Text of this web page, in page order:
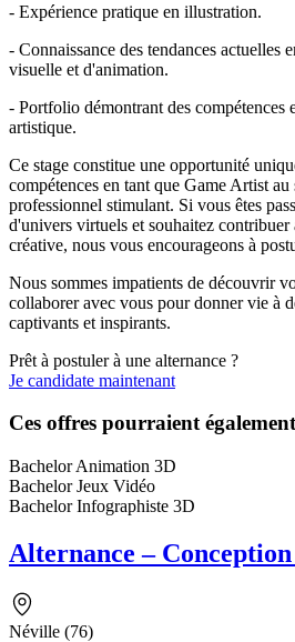
- Expérience pratique en illustration.
- Connaissance des tendances actuelles
visuelle et d'animation.
- Portfolio démontrant des compétences
artistique.
Ce stage constitue une opportunité
compétences en tant que Game Artist
professionnel stimulant. Si vous êtes
d'univers virtuels et souhaitez
créative, nous vous encourageons à
Nous sommes impatients de découvrir
collaborer avec vous pour donner vie à
captivants et inspirants.
Prêt à postuler à une alternance ?
Je candidate maintenant
Ces offres pourraient
Bachelor Animation 3D
Bachelor Jeux Vidéo
Bachelor Infographiste 3D
Alternance –
Néville (76)